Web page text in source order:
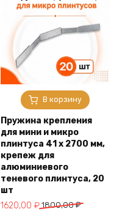
В корзину
Пружина крепления
для мини и микро
плинтуса 41 х 2700 мм,
крепеж для
алюминиевого
теневого плинтуса, 20
шт
1800,00₽
Первоначальная
1620,00 ₽
Текущая